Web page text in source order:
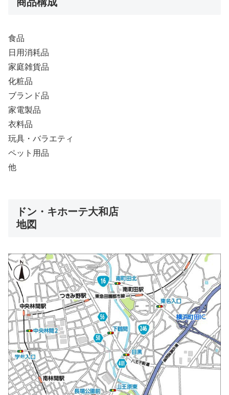
食品
日用消耗品
家庭雑貨品
化粧品
ブランド品
家電製品
衣料品
玩具・バラエティ
ペット用品
他
ドン・キホーテ大和店
地図